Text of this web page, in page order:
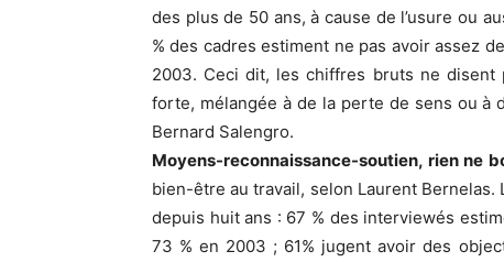
des plus de 50 ans, à cause de l’usure ou
% des cadres estiment ne pas avoir assez
2003. Ceci dit, les chiffres bruts ne
forte, mélangée à de la perte de sens ou à
Bernard Salengro.
Moyens-reconnaissance-soutien, rien ne
bien-être au travail, selon Laurent
depuis huit ans : 67 % des interviewés
73 % en 2003 ; 61% jugent avoir des